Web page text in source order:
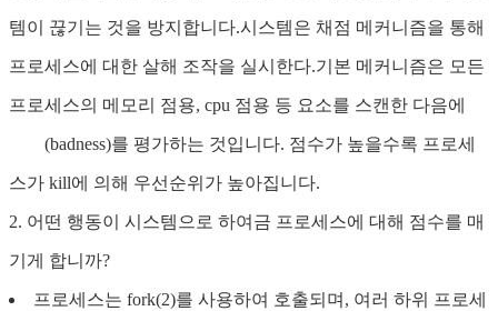
템이 끊기는 것을 방지합니다.시스템은 채점 메커니즘을 통해
프로세스에 대한 살해 조작을 실시한다.기본 메커니즘은 모든
프로세스의 메모리 점용, cpu 점용 등 요소를 스캔한 다음에
(badness)를 평가하는 것입니다. 점수가 높을수록 프로세
스가 kill에 의해 우선순위가 높아집니다.
2. 어떤 행동이 시스템으로 하여금 프로세스에 대해 점수를 매
기게 합니까?
프로세스는 fork(2)를 사용하여 호출되며, 여러 하위 프로세